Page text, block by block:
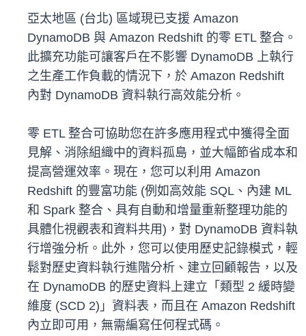
亞太地區 (台北) 區域現已支援 Amazon
DynamoDB 與 Amazon Redshift 的零 ETL 整合。
此擴充功能可讓客戶在不影響 DynamoDB 上執行
之生產工作負載的情況下，於 Amazon Redshift
內對 DynamoDB 資料執行高效能分析。
零 ETL 整合可協助您在許多應用程式中獲得全面
見解、消除組織中的資料孤島，並大幅節省成本和
提高營運效率。現在，您可以利用 Amazon
Redshift 的豐富功能 (例如高效能 SQL、內建 ML
和 Spark 整合、具有自動和增量重新整理功能的
具體化視觀表和資料共用)，對 DynamoDB 資料執
行增強分析。此外，您可以使用歷史記錄模式，輕
鬆對歷史資料執行進階分析、建立回顧報告，以及
在 DynamoDB 的歷史資料上建立「類型 2 緩時變
維度 (SCD 2)」資料表，而且在 Amazon Redshift
內立即可用，無需編寫任何程式碼。